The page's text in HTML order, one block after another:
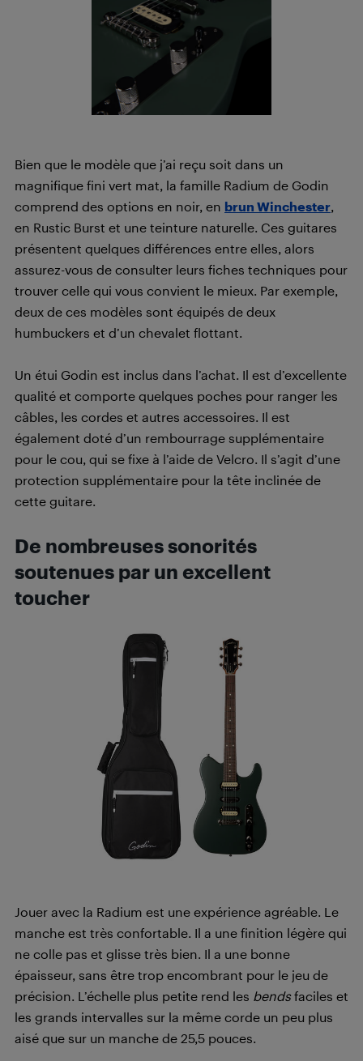
Bien que le modèle que j’ai reçu soit dans un
magnifique fini vert mat, la famille Radium de Godin
comprend des options en noir, en brun Winchester,
en Rustic Burst et une teinture naturelle. Ces guitares
présentent quelques différences entre elles, alors
assurez-vous de consulter leurs fiches techniques pour
trouver celle qui vous convient le mieux. Par exemple,
deux de ces modèles sont équipés de deux
humbuckers et d’un chevalet flottant.
Un étui Godin est inclus dans l’achat. Il est d’excellente
qualité et comporte quelques poches pour ranger les
câbles, les cordes et autres accessoires. Il est
également doté d’un rembourrage supplémentaire
pour le cou, qui se fixe à l’aide de Velcro. Il s’agit d’une
protection supplémentaire pour la tête inclinée de
cette guitare.
De nombreuses sonorités
soutenues par un excellent
toucher
Jouer avec la Radium est une expérience agréable. Le
manche est très confortable. Il a une finition légère qui
ne colle pas et glisse très bien. Il a une bonne
épaisseur, sans être trop encombrant pour le jeu de
précision. L’échelle plus petite rend les bendsfaciles et
les grands intervalles sur la même corde un peu plus
aisé que sur un manche de 25,5 pouces.